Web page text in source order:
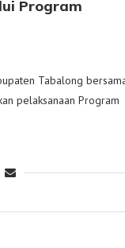
Program
Tabalong
pelaksanaan Program